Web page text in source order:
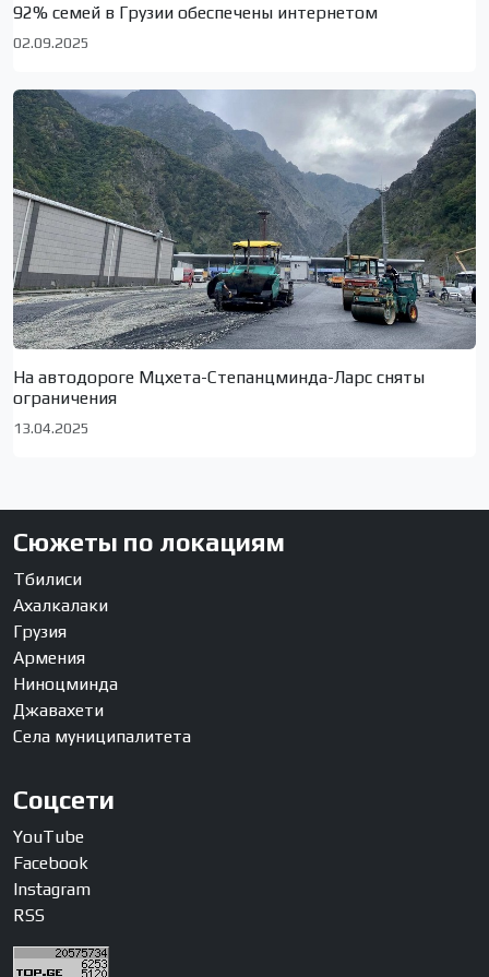
92% семей в Грузии обеспечены интернетом
02.09.2025
На автодороге Мцхета-Степанцминда-Ларс сняты
ограничения
13.04.2025
Сюжеты по локациям
Тбилиси
Ахалкалаки
Грузия
Армения
Ниноцминда
Джавахети
Села муниципалитета
Соцсети
YouTube
Facebook
Instagram
RSS